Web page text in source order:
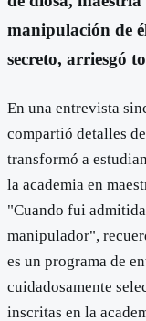
manipulación de
secreto, arriesgó
En una entrevista
compartió detalles
transformó a
la academia en
"Cuando fui
manipulador",
es un programa de
cuidadosamente
inscritas en la